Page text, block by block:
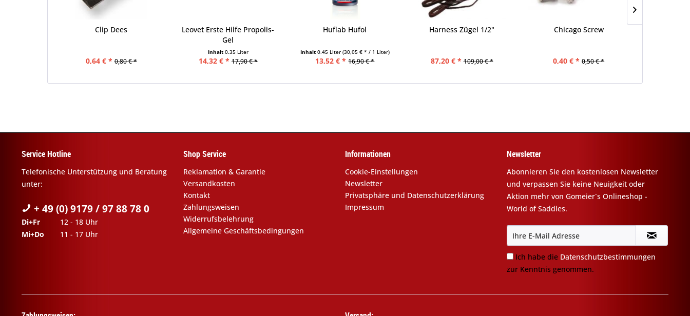
Clip Dees
0,64 € * 0,80 € *
Leovet Erste Hilfe Propolis-
Gel
Inhalt 0.35 Liter
14,32 € * 17,90 € *
Huflab Hufol
Inhalt 0.45 Liter (30,05 € * / 1 Liter)
13,52 € * 16,90 € *
Harness Zügel 1/2"
87,20 € * 109,00 € *
Chicago Screw
0,40 € * 0,50 € *
Service Hotline
Telefonische Unterstützung und Beratung
unter:
+ 49 (0) 9179 / 97 88 78 0
Di+Fr
12 - 18 Uhr
Mi+Do
11 - 17 Uhr
Shop Service
Reklamation & Garantie
Versandkosten
Kontakt
Zahlungsweisen
Widerrufsbelehrung
Allgemeine Geschäftsbedingungen
Informationen
Cookie-Einstellungen
Newsletter
Privatsphäre und Datenschutzerklärung
Impressum
Newsletter
Abonnieren Sie den kostenlosen Newsletter
und verpassen Sie keine Neuigkeit oder
Aktion mehr von Gomeier´s Onlineshop -
World of Saddles.
Ich habe die Datenschutzbestimmungen
zur Kenntnis genommen.